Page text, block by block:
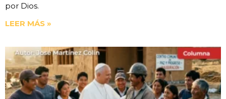
por Dios.
LEER MÁS »